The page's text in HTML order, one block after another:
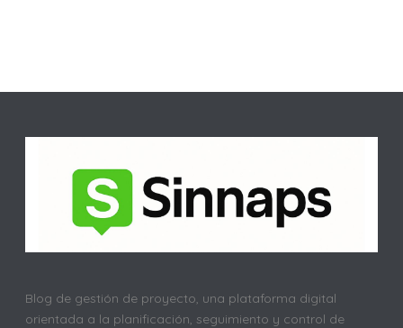
Blog de gestión de proyecto, una plataforma digital
orientada a la planificación, seguimiento y control de